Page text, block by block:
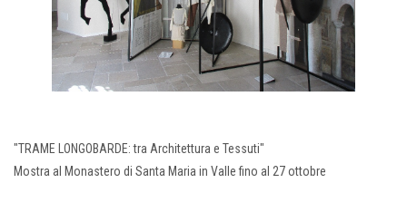
"TRAME LONGOBARDE: tra Architettura e Tessuti"
Mostra al Monastero di Santa Maria in Valle fino al 27 ottobre